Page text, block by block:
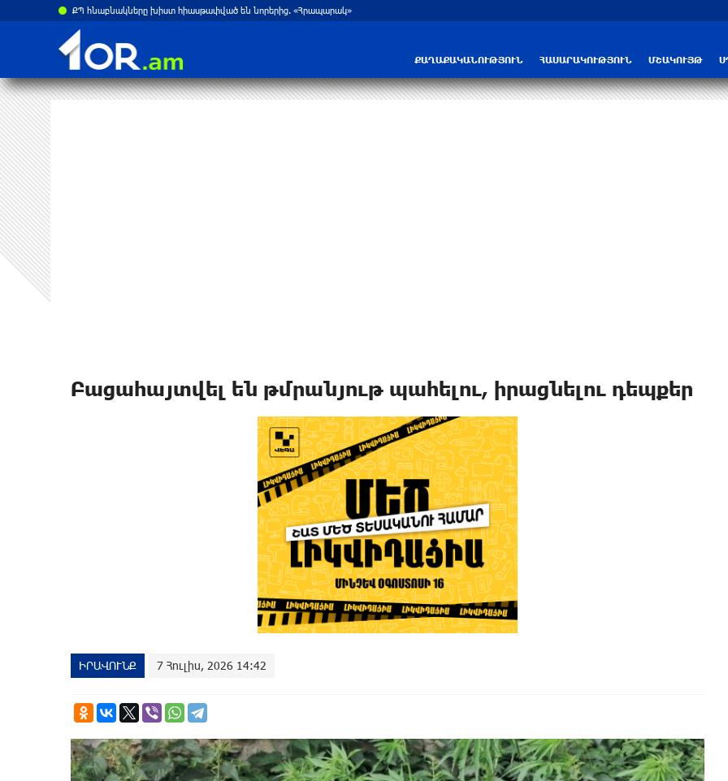
ՔՊ հնաբնակները խիստ հիասթափված են նորերից. «Հրապարակ»
ՔԱՂԱՔԱԿԱՆՈՒԹՅՈՒՆ ՀԱՍԱՐԱԿՈՒԹՅՈՒՆ ՄՇԱԿՈՒՅԹ
Բացահայտվել են թմրանյութ պահելու, իրացնելու դեպքեր
ԻՐԱՎՈՒՆՔ 7 Հուլիս, 2026 14:42